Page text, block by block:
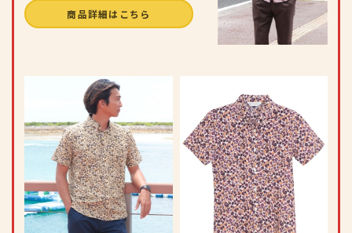
商品詳細はこちら